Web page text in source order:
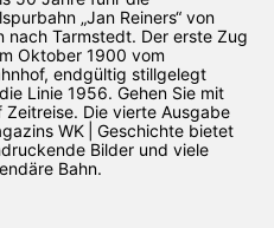
„Jan ­Reiners“ von
nach Tarmstedt. Der erste Zug
Oktober 1900 vom
endgültig stillgelegt
Linie 1956. Gehen Sie mit
Zeitreise. Die vierte Ausgabe
WK | Geschichte bietet
Bilder und viele
Bahn.